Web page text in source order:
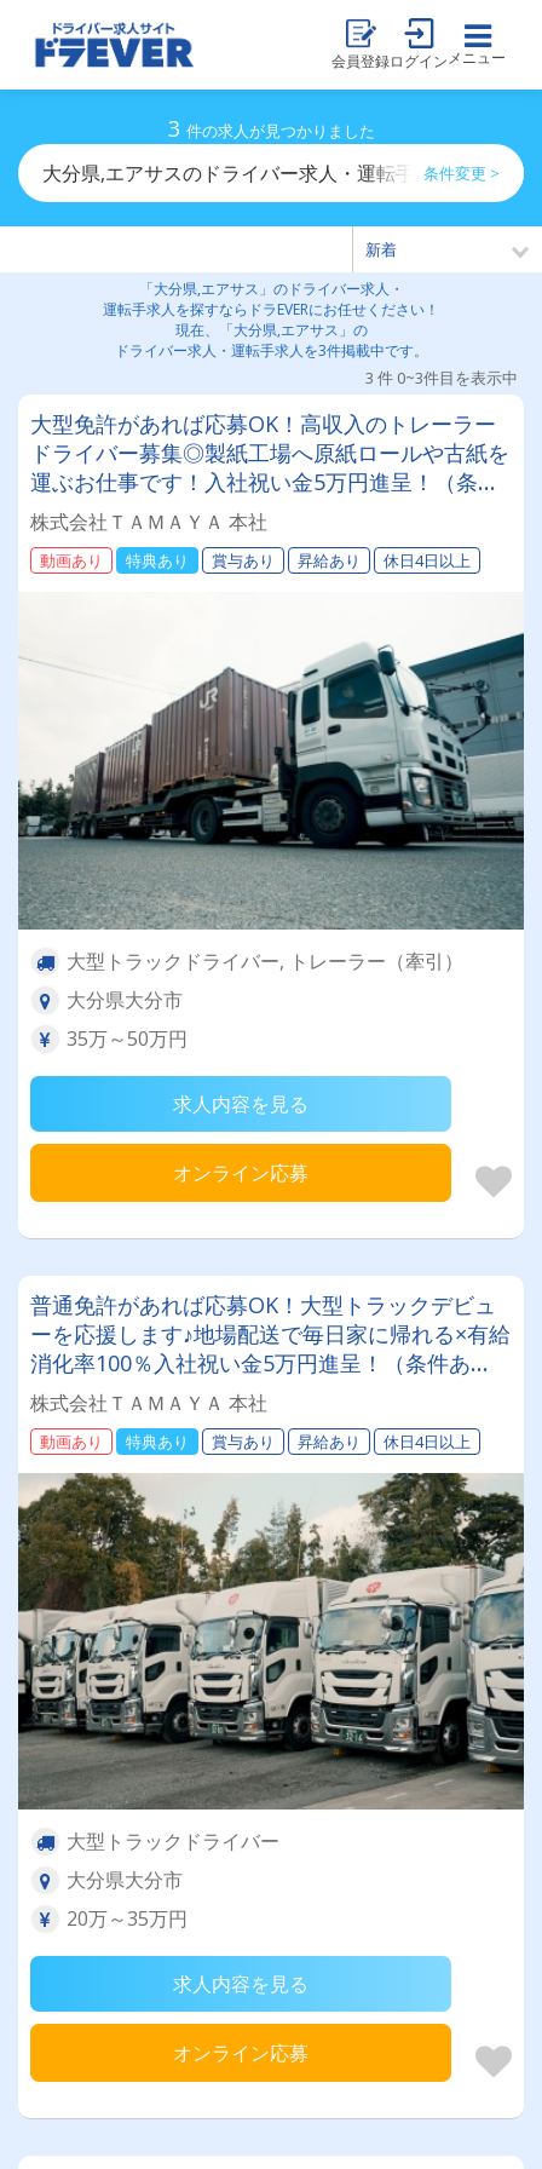
会員登録ログイン メニュー
3 件の求人が見つかりました
大分県,エアサスのドライバー求人・運転手求人一覧
条件変更 >
「大分県,エアサス」のドライバー求人・
運転手求人を探すならドラEVERにお任せください！
現在、「大分県,エアサス」の
ドライバー求人・運転手求人を3件掲載中です。
3 件 0~3件目を表示中
大型免許があれば応募OK！高収入のトレーラー
ドライバー募集◎製紙工場へ原紙ロールや古紙を
運ぶお仕事です！入社祝い金5万円進呈！（条件
あり）
株式会社ＴＡＭＡＹＡ 本社
動画あり 特典あり 賞与あり 昇給あり 休日4日以上
大型トラックドライバー, トレーラー（牽引）
大分県大分市
35万～50万円
求人内容を見る
オンライン応募
普通免許があれば応募OK！大型トラックデビュ
ーを応援します♪地場配送で毎日家に帰れる×有給
消化率100％入社祝い金5万円進呈！（条件あ
り）
株式会社ＴＡＭＡＹＡ 本社
動画あり 特典あり 賞与あり 昇給あり 休日4日以上
大型トラックドライバー
大分県大分市
20万～35万円
求人内容を見る
オンライン応募